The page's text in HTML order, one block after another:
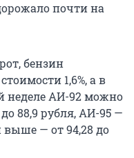
почти на
бензин
1,6%, а в
неделе АИ-92 можно
88,9 рубля, АИ-95 —
выше — от 94,28 до